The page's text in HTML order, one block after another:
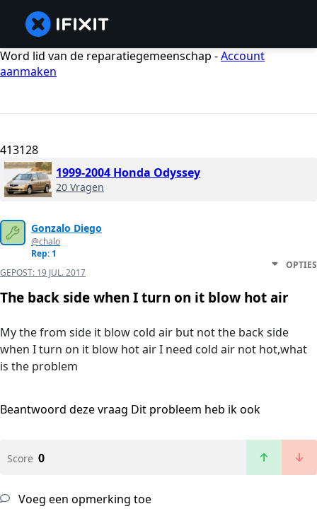
Word lid van de reparatiegemeenschap -Account
aanmaken
413128
1999-2004 Honda Odyssey
20 Vragen
Gonzalo Diego
@chalo
Rep: 1
GEPOST: 19 JUL. 2017
OPTIES
The back side when I turn on it blow hot air
My the from side it blow cold air but not the back side
when I turn on it blow hot air I need cold air not hot,what
is the problem
Beantwoord deze vraag Dit probleem heb ik ook
Score 0
Voeg een opmerking toe